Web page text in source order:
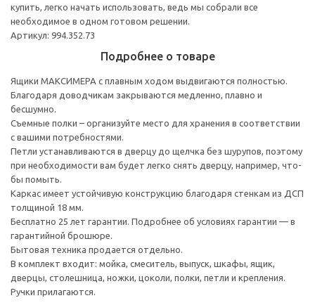
купить, легко начать использовать, ведь мы собрали все
необходимое в одном готовом решении.
Артикул: 994.352.73
Подробнее о товаре
Ящики МАКСИМЕРА с плавным ходом выдвигаются полностью.
Благодаря доводчикам закрываются медленно, плавно и
бесшумно.
Съемные полки – организуйте место для хранения в соответствии
с вашими потребностями.
Петли устанавливаются в дверцу до щелчка без шурупов, поэтому
при необходимости вам будет легко снять дверцу, например, что-
бы помыть.
Каркас имеет устойчивую конструкцию благодаря стенкам из ДСП
толщиной 18 мм.
Бесплатно 25 лет гарантии. Подробнее об условиях гарантии — в
гарантийной брошюре.
Бытовая техника продается отдельно.
В комплект входит: мойка, смеситель, выпуск, шкафы, ящик,
дверцы, столешница, ножки, цоколи, полки, петли и крепления.
Ручки прилагаются.